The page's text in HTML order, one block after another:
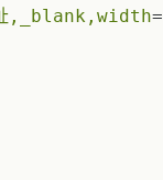
,_blank,width=